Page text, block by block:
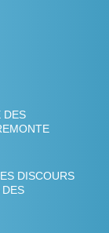
DES
DISCOURS
DES